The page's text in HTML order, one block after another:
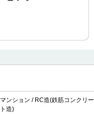
マンション / RC造(鉄筋コンクリー
ト造)